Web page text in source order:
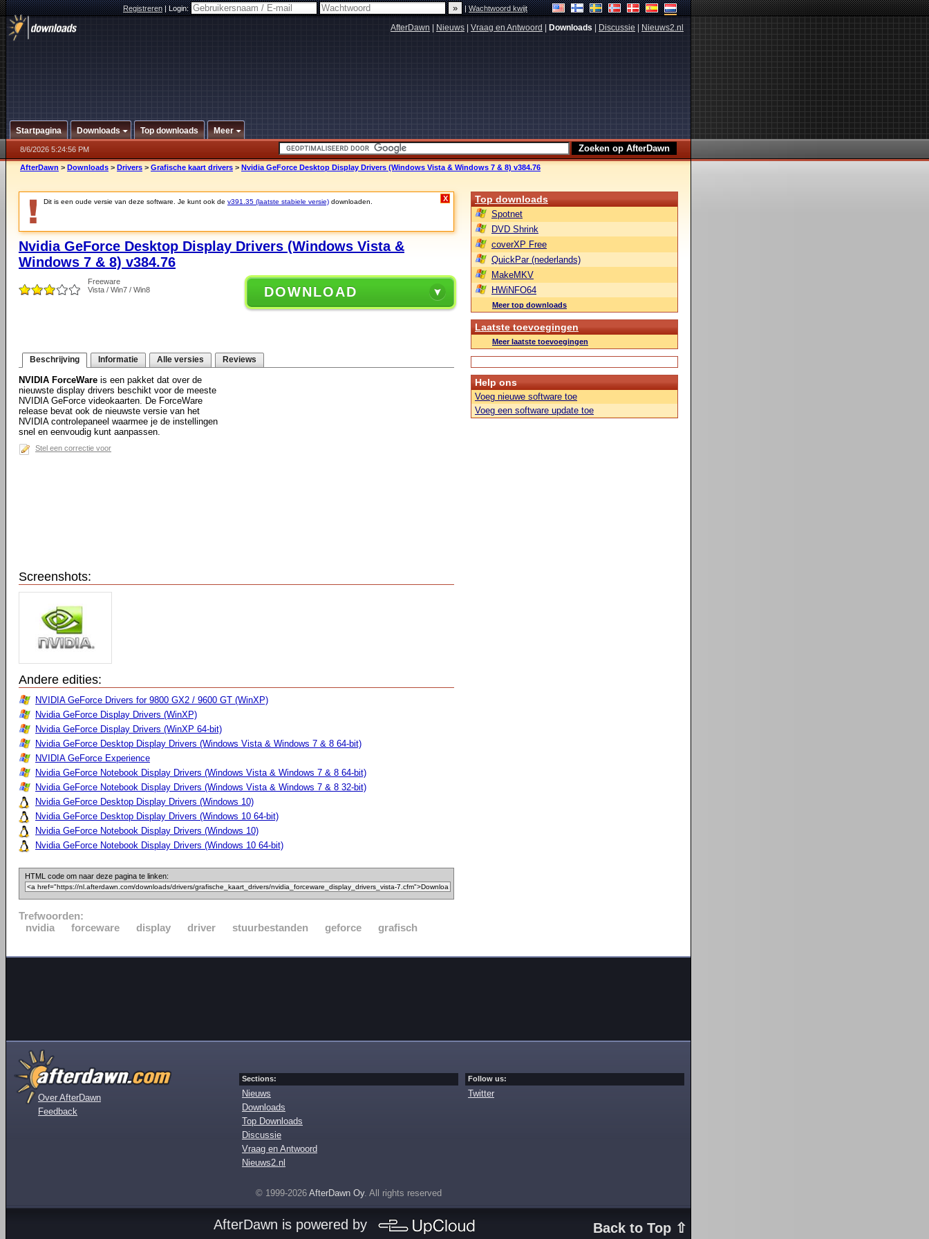
Registreren|Login: |Wachtwoord kwijt
AfterDawn Nieuws Vraag en Antwoord Downloads Discussie Nieuws2.nl
Startpagina Downloads Top downloads Meer
8/6/2026 5:24:56 PM
AfterDawn > Downloads > Drivers > Grafische kaart drivers > Nvidia GeForce Desktop Display Drivers (Windows Vista & Windows 7 & 8) v384.76
Dit is een oude versie van deze software. Je kunt ook de v391.35 (laatste stabiele versie) downloaden. X
Nvidia GeForce Desktop Display Drivers (Windows Vista &
Windows 7 & 8) v384.76
Freeware
Vista / Win7 / Win8
DOWNLOAD
Beschrijving Informatie Alle versies Reviews
NVIDIA ForceWare is een pakket dat over de
nieuwste display drivers beschikt voor de meeste
NVIDIA GeForce videokaarten. De ForceWare
release bevat ook de nieuwste versie van het
NVIDIA controlepaneel waarmee je de instellingen
snel en eenvoudig kunt aanpassen.
Stel een correctie voor
Screenshots:
Andere edities:
NVIDIA GeForce Drivers for 9800 GX2 / 9600 GT (WinXP)
Nvidia GeForce Display Drivers (WinXP)
Nvidia GeForce Display Drivers (WinXP 64-bit)
Nvidia GeForce Desktop Display Drivers (Windows Vista & Windows 7 & 8 64-bit)
NVIDIA GeForce Experience
Nvidia GeForce Notebook Display Drivers (Windows Vista & Windows 7 & 8 64-bit)
Nvidia GeForce Notebook Display Drivers (Windows Vista & Windows 7 & 8 32-bit)
Nvidia GeForce Desktop Display Drivers (Windows 10)
Nvidia GeForce Desktop Display Drivers (Windows 10 64-bit)
Nvidia GeForce Notebook Display Drivers (Windows 10)
Nvidia GeForce Notebook Display Drivers (Windows 10 64-bit)
HTML code om naar deze pagina te linken:
Trefwoorden:
nvidia
forceware display driver stuurbestanden geforce grafisch
Top downloads
Spotnet
DVD Shrink
coverXP Free
QuickPar (nederlands)
MakeMKV
HWiNFO64
Meer top downloads
Laatste toevoegingen
Meer laatste toevoegingen
Help ons
Voeg nieuwe software toe
Voeg een software update toe
Over AfterDawn
Feedback
Sections:
Nieuws
Downloads
Top Downloads
Discussie
Vraag en Antwoord
Nieuws2.nl
Follow us:
Twitter
© 1999-2026 AfterDawn Oy. All rights reserved
Back to Top ⇧
AfterDawn is powered by